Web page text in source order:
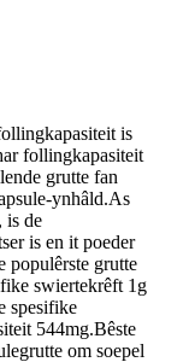
is
follingkapasiteit
grutte fan
ynhâld.As
is de
is en it poeder
populêrste grutte
swiertekrêft 1g
spesifike
544mg.Bêste
om soepel